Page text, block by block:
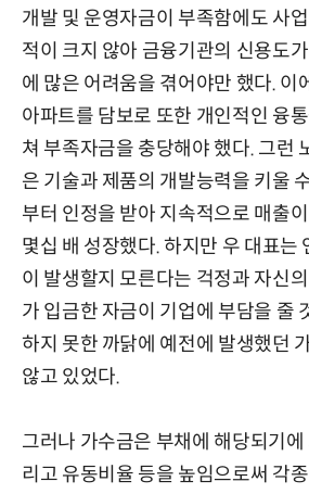
개발 및 운영자금이 부족함에도 사
적이 크지 않아 금융기관의 신용도
에 많은 어려움을 겪어야만 했다. 이
아파트를 담보로 또한 개인적인 융
쳐 부족자금을 충당해야 했다. 그런
은 기술과 제품의 개발능력을 키울
부터 인정을 받아 지속적으로 매출
몇십 배 성장했다. 하지만 우 대표는
이 발생할지 모른다는 걱정과 자신
가 입금한 자금이 기업에 부담을 줄
하지 못한 까닭에 예전에 발생했던
않고 있었다.
그러나 가수금은 부채에 해당되기에
리고 유동비율 등을 높임으로써 각